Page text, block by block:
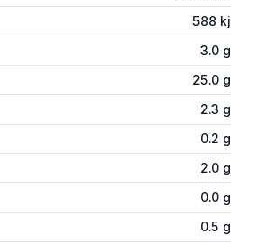
588 kj
3.0 g
25.0 g
2.3 g
0.2 g
2.0 g
0.0 g
0.5 g